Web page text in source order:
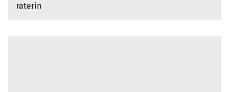
ra­te­rin